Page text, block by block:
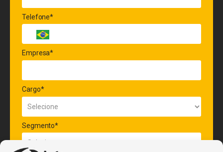
Telefone*
Empresa*
Cargo*
Segmento*